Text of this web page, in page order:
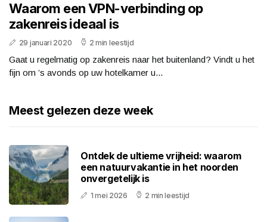
Waarom een VPN-verbinding op
zakenreis ideaal is
29 januari 2020 2 min leestijd
Gaat u regelmatig op zakenreis naar het buitenland? Vindt u het
fijn om ’s avonds op uw hotelkamer u...
Meest gelezen deze week
Ontdek de ultieme vrijheid: waarom
een natuurvakantie in het noorden
onvergetelijk is
1 mei 2026 2 min leestijd